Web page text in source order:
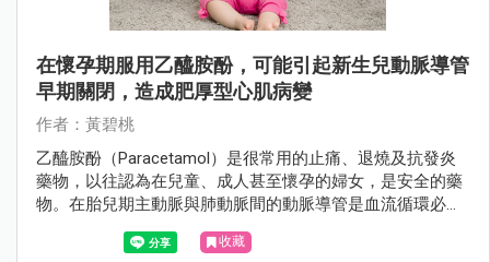
在懷孕期服用乙醯胺酚，可能引起新生兒動脈導管
早期關閉，造成肥厚型心肌病變
作者：黃碧桃
乙醯胺酚（Paracetamol）是很常用的止痛、退燒及抗發炎
藥物，以往認為在兒童、成人甚至懷孕的婦女，是安全的藥
物。在胎兒期主動脈與肺動脈間的動脈導管是血流循環必要
的血管，出生後，動脈導管會在數天內自然閉合。而在早產
兒或合併其他畸型或疾病時，動脈導管無法自然閉合，可用
收藏